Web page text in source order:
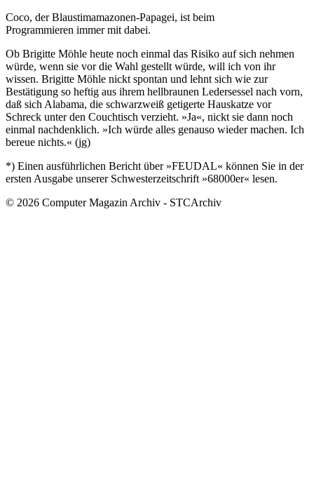
Coco, der Blaustimamazonen-Papagei, ist beim
Programmieren immer mit dabei.
Ob Brigitte Möhle heute noch einmal das Risiko auf sich nehmen
würde, wenn sie vor die Wahl gestellt würde, will ich von ihr
wissen. Brigitte Möhle nickt spontan und lehnt sich wie zur
Bestätigung so heftig aus ihrem hellbraunen Ledersessel nach vorn,
daß sich Alabama, die schwarzweiß getigerte Hauskatze vor
Schreck unter den Couchtisch verzieht. »Ja«, nickt sie dann noch
einmal nachdenklich. »Ich würde alles genauso wieder machen. Ich
bereue nichts.« (jg)
*) Einen ausführlichen Bericht über »FEUDAL« können Sie in der
ersten Ausgabe unserer Schwesterzeitschrift »68000er« lesen.
© 2026 Computer Magazin Archiv - STCArchiv